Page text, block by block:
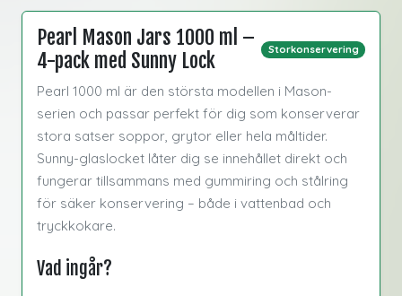
Pearl Mason Jars 1000 ml –
4-pack med Sunny Lock
Storkonservering
Pearl 1000 ml är den största modellen i Mason-
serien och passar perfekt för dig som konserverar
stora satser soppor, grytor eller hela måltider.
Sunny-glaslocket låter dig se innehållet direkt och
fungerar tillsammans med gummiring och stålring
för säker konservering – både i vattenbad och
tryckkokare.
Vad ingår?